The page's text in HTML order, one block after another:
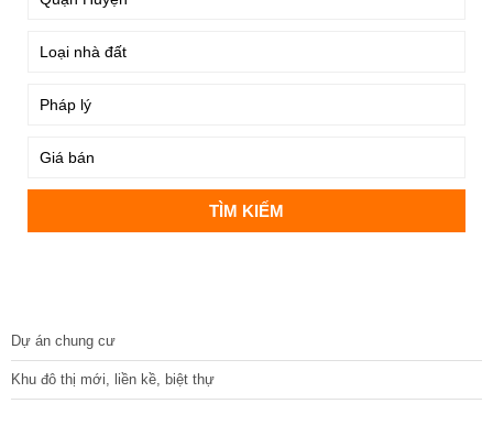
Dự án chung cư
Khu đô thị mới, liền kề, biệt thự